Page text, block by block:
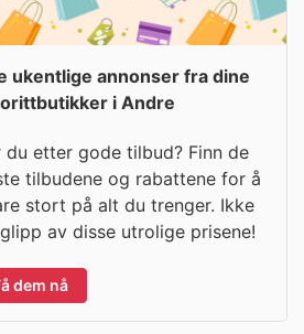
ukentlige annonser fra dine
i Andre
du etter gode tilbud? Finn de
tilbudene og rabattene for å
stort på alt du trenger. Ikke
av disse utrolige prisene!
dem nå